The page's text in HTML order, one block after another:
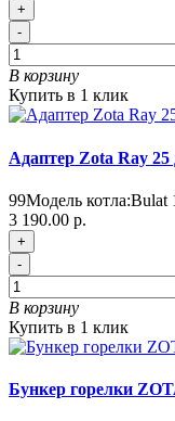
+
-
В корзину
Купить в 1 клик
Адаптер Zota Ray 25
99Модель котла:Bulat
3 190.00 р.
+
-
В корзину
Купить в 1 клик
Бункер горелки